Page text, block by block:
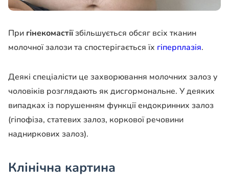
При гінекомастіїзбільшується обсяг всіх тканин
молочної залози та спостерігається їх гіперплазія.
Деякі спеціалісти це захворювання молочних залоз у
чоловіків розглядають як дисгормональне. У деяких
випадках із порушенням функції ендокринних залоз
(гіпофіза, статевих залоз, коркової речовини
надниркових залоз).
Клінічна картина